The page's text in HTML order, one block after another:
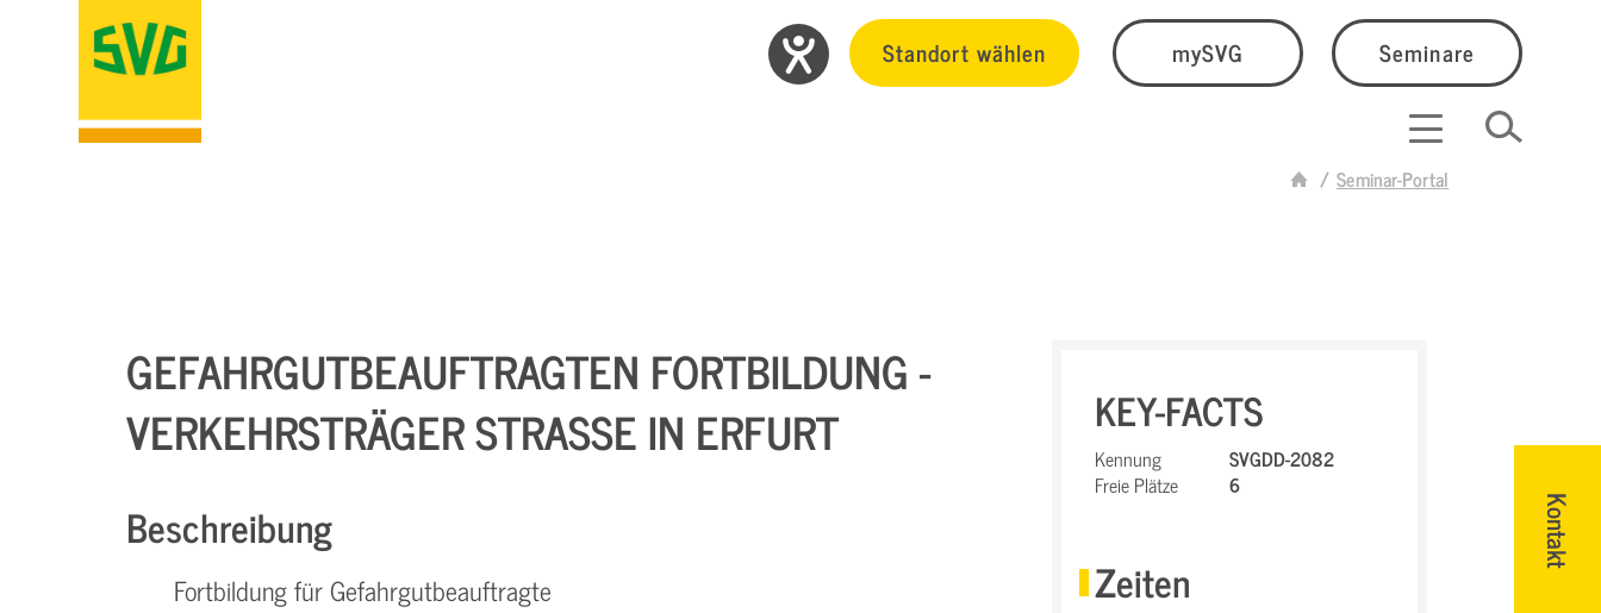
Standort wählen mySVG Seminare
Seminar-Portal
Kontakt
GEFAHRGUTBEAUFTRAGTEN FORTBILDUNG -
VERKEHRSTRÄGER STRASSE IN ERFURT
Beschreibung
Fortbildung für Gefahrgutbeauftragte
KEY-FACTS
Kennung
SVGDD-2082
Freie Plätze
6
Zeiten